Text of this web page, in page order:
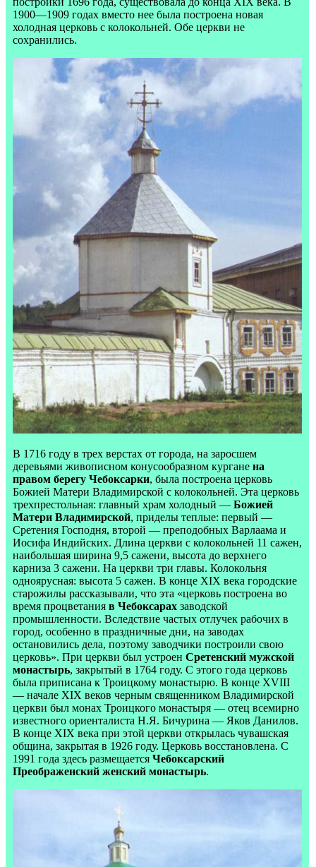
1900—1909 годах вместо нее была построена новая
холодная церковь с колокольней. Обе церкви не
сохранились.
В 1716 году в трех верстах от города, на заросшем
деревьями живописном конусообразном кургане на
правом берегу Чебоксарки, была построена церковь
Божией Матери Владимирской с колокольней. Эта церковь
трехпрестольная: главный храм холодный — Божией
Матери Владимирской, приделы теплые: первый —
Сретения Господня, второй — преподобных Варлаама и
Иосифа Индийских. Длина церкви с колокольней 11 сажен,
наибольшая ширина 9,5 сажени, высота до верхнего
карниза 3 сажени. На церкви три главы. Колокольня
одноярусная: высота 5 сажен. В конце XIX века городские
старожилы рассказывали, что эта «церковь построена во
время процветания в Чебоксарах заводской
промышленности. Вследствие частых отлучек рабочих в
город, особенно в праздничные дни, на заводах
остановились дела, поэтому заводчики построили свою
церковь». При церкви был устроен Сретенский мужской
монастырь, закрытый в 1764 году. С этого года церковь
была приписана к Троицкому монастырю. В конце XVIII
— начале XIX веков черным священником Владимирской
церкви был монах Троицкого монастыря — отец всемирно
известного ориенталиста Н.Я. Бичурина — Яков Данилов.
В конце XIX века при этой церкви открылась чувашская
община, закрытая в 1926 году. Церковь восстановлена. С
1991 года здесь размещается Чебоксарский
Преображенский женский монастырь.